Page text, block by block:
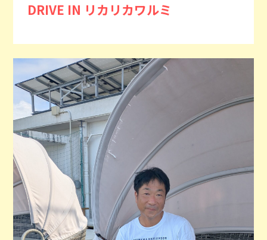
DRIVE IN リカリカワルミ